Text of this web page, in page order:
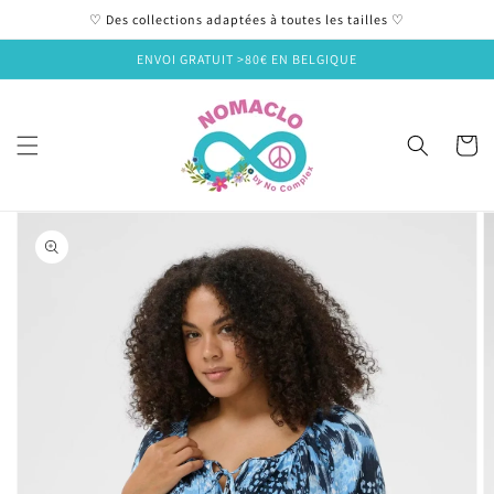
au
♡ Des collections adaptées à toutes les tailles ♡
ENVOI GRATUIT >80€ EN BELGIQUE
Panier
Passer aux
informations
produits